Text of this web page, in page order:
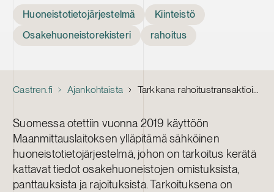
Huoneistotietojärjestelmä
Kiinteistö
Osakehuoneistorekisteri
rahoitus
Castren.fi Ajankohtaista Tarkkana rahoitustransaktioissa – osakehuoneistorekisteri vielä välivaiheessa
Suomessa otettiin vuonna 2019 käyttöön
Maanmittauslaitoksen ylläpitämä sähköinen
huoneistotietojärjestelmä, johon on tarkoitus kerätä
kattavat tiedot osakehuoneistojen omistuksista,
panttauksista ja rajoituksista. Tarkoituksena on